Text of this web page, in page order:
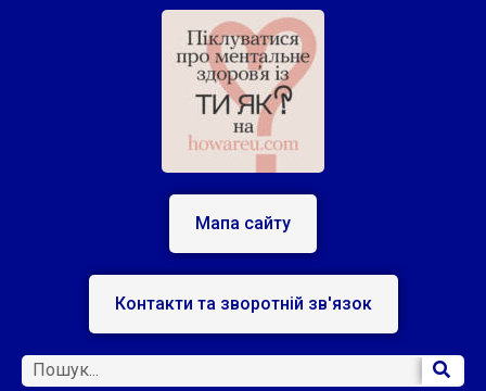
Мапа сайту
Контакти та зворотній зв'язок